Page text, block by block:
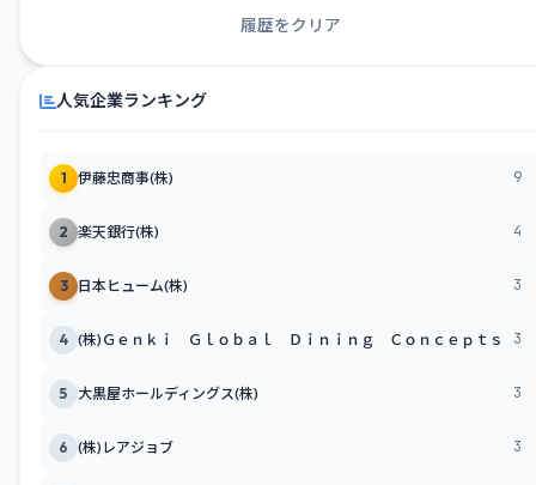
履歴をクリア
人気企業ランキング
1 伊藤忠商事(株) 9
2 楽天銀行(株) 4
3 日本ヒューム(株) 3
4 (株)Ｇｅｎｋｉ Ｇｌｏｂａｌ Ｄｉｎｉｎｇ Ｃｏｎｃｅｐｔｓ 3
5 大黒屋ホールディングス(株) 3
6 (株)レアジョブ 3